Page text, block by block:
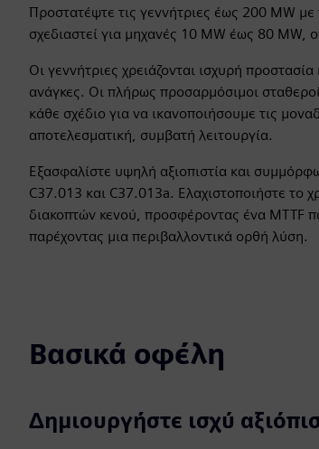
Προστατέψτε τις γεννήτριες έως 200 MW
σχεδιαστεί για μηχανές 10 MW έως 80 MW,
Οι γεννήτριες χρειάζονται ισχυρή
ανάγκες. Οι πλήρως προσαρμόσιμοι
κάθε σχέδιο για να ικανοποιήσουμε τις
αποτελεσματική, συμβατή λειτουργία.
Εξασφαλίστε υψηλή αξιοπιστία και
C37.013 και C37.013a. Ελαχιστοποιήστε το
διακοπτών κενού, προσφέροντας ένα MTTF
παρέχοντας μια περιβαλλοντικά ορθή λύση.
Βασικά οφέλη
Δημιουργήστε ισχύ